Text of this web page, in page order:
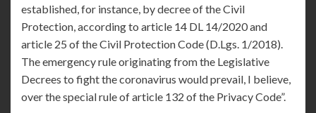
established, for instance, by decree of the Civil
Protection, according to article 14 DL 14/2020 and
article 25 of the Civil Protection Code (D.Lgs. 1/2018).
The emergency rule originating from the Legislative
Decrees to fight the coronavirus would prevail, I believe,
over the special rule of article 132 of the Privacy Code”.